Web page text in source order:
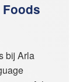
bij Arla